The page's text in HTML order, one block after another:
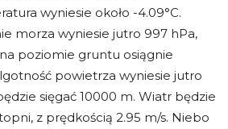
wyniesie około -4.09°C.
morza wyniesie jutro 997 hPa,
poziomie gruntu osiągnie
powietrza wyniesie jutro
sięgać 10000 m. Wiatr będzie
z prędkością 2.95 m/s. Niebo